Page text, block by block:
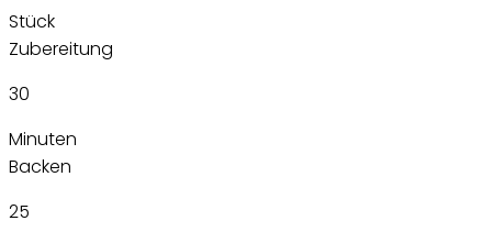
Stück
Zubereitung
30
Minuten
Backen
25